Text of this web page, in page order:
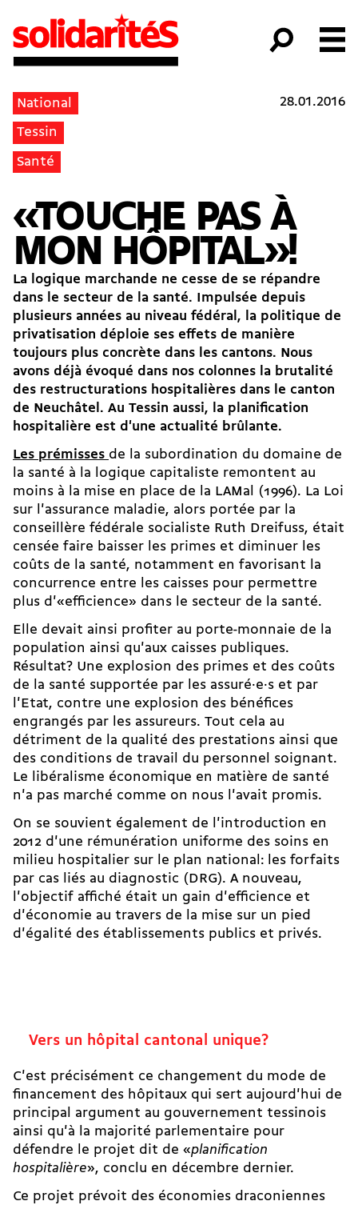
National
Tessin
Santé
28.01.2016
«TOUCHE PAS À
MON HÔPITAL»!
La logique marchande ne cesse de se répandre
dans le secteur de la santé. Impulsée depuis
plusieurs années au niveau fédéral, la politique de
privatisation déploie ses effets de manière
toujours plus concrète dans les cantons. Nous
avons déjà évoqué dans nos colonnes la brutalité
des restructurations hospitalières dans le canton
de Neuchâtel. Au Tessin aussi, la planification
hospitalière est d'une actualité brûlante.
Les prémisses de la subordination du domaine de
la santé à la logique capitaliste remontent au
moins à la mise en place de la LAMal (1996). La Loi
sur l'assurance maladie, alors portée par la
conseillère fédérale socialiste Ruth Dreifuss, était
censée faire baisser les primes et diminuer les
coûts de la santé, notamment en favorisant la
concurrence entre les caisses pour permettre
plus d'«efficience» dans le secteur de la santé.
Elle devait ainsi profiter au porte-monnaie de la
population ainsi qu'aux caisses publiques.
Résultat? Une explosion des primes et des coûts
de la santé supportée par les assuré·e·s et par
l'Etat, contre une explosion des bénéfices
engrangés par les assureurs. Tout cela au
détriment de la qualité des prestations ainsi que
des conditions de travail du personnel soignant.
Le libéralisme économique en matière de santé
n'a pas marché comme on nous l'avait promis.
On se souvient également de l'introduction en
2012 d'une rémunération uniforme des soins en
milieu hospitalier sur le plan national: les forfaits
par cas liés au diagnostic (DRG). A nouveau,
l'objectif affiché était un gain d'efficience et
d'économie au travers de la mise sur un pied
d'égalité des établissements publics et privés.
Vers un hôpital cantonal unique?
C'est précisément ce changement du mode de
financement des hôpitaux qui sert aujourd'hui de
principal argument au gouvernement tessinois
ainsi qu'à la majorité parlementaire pour
défendre le projet dit de «planification
hospitalière», conclu en décembre dernier.
Ce projet prévoit des économies draconiennes